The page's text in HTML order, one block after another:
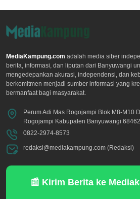
MediaKampung.com adalah media siber
berita, informasi, dan liputan dari Banyuwangi
mengedepankan akurasi, independensi, dan
berkomitmen menjadi sumber informasi yang
bermanfaat bagi masyarakat.
Perum Adi Mas Rogojampi Blok M8-M10
Rogojampi Kabupaten Banyuwangi
0822-2974-8573
redaksi@mediakampung.com (Redaksi)
📰 Kirim Berita ke